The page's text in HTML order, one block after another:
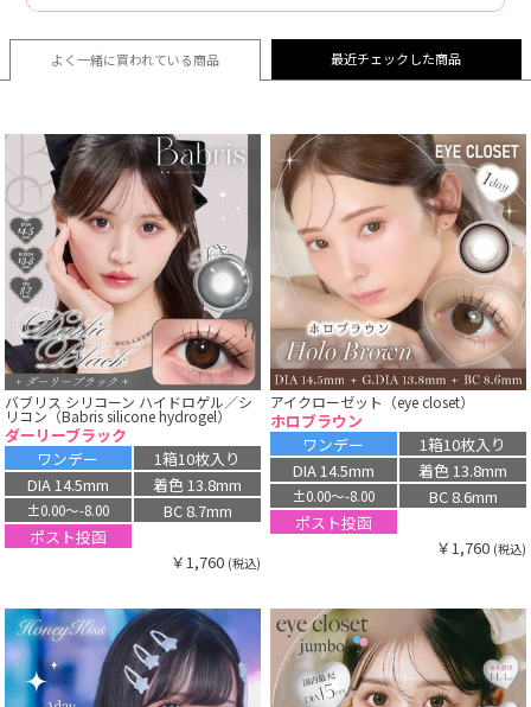
よく一緒に買われている商品 最近チェックした商品
バブリス シリコーン ハイドロゲル／シ
リコン（Babris silicone hydrogel）
ダーリーブラック
ワンデー
1箱10枚入り
DIA 14.5mm
着色 13.8mm
±0.00〜-8.00
BC 8.7mm
ポスト投函
￥1,760 (税込)
アイクローゼット（eye closet）
ホロブラウン
ワンデー
1箱10枚入り
DIA 14.5mm
着色 13.8mm
±0.00〜-8.00
BC 8.6mm
ポスト投函
￥1,760 (税込)